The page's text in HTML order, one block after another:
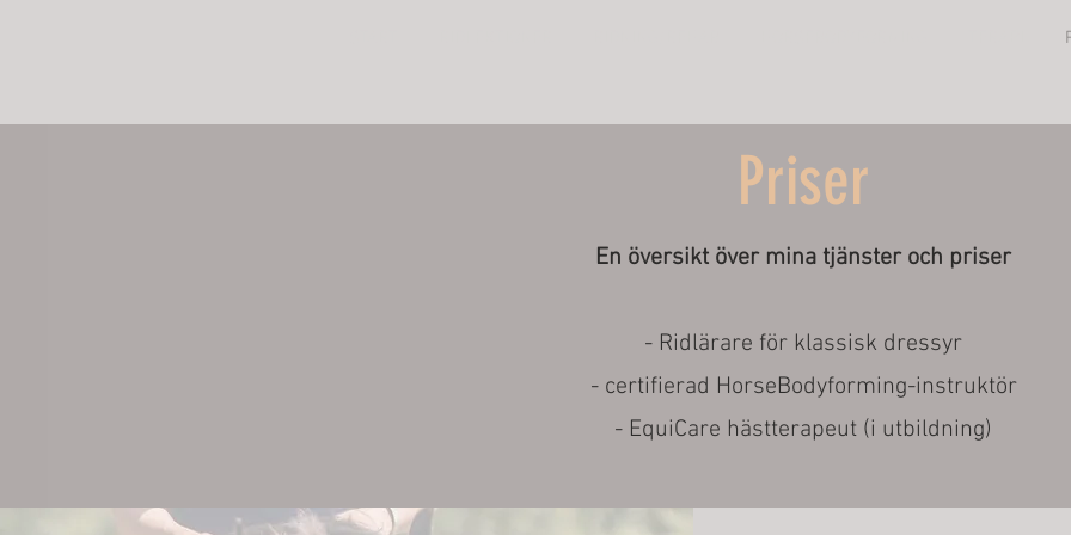
Priser
En översikt över mina tjänster och priser
- Ridlärare för klassisk dressyr
- certifierad HorseBodyforming-instruktör
- EquiCare hästterapeut (i utbildning)